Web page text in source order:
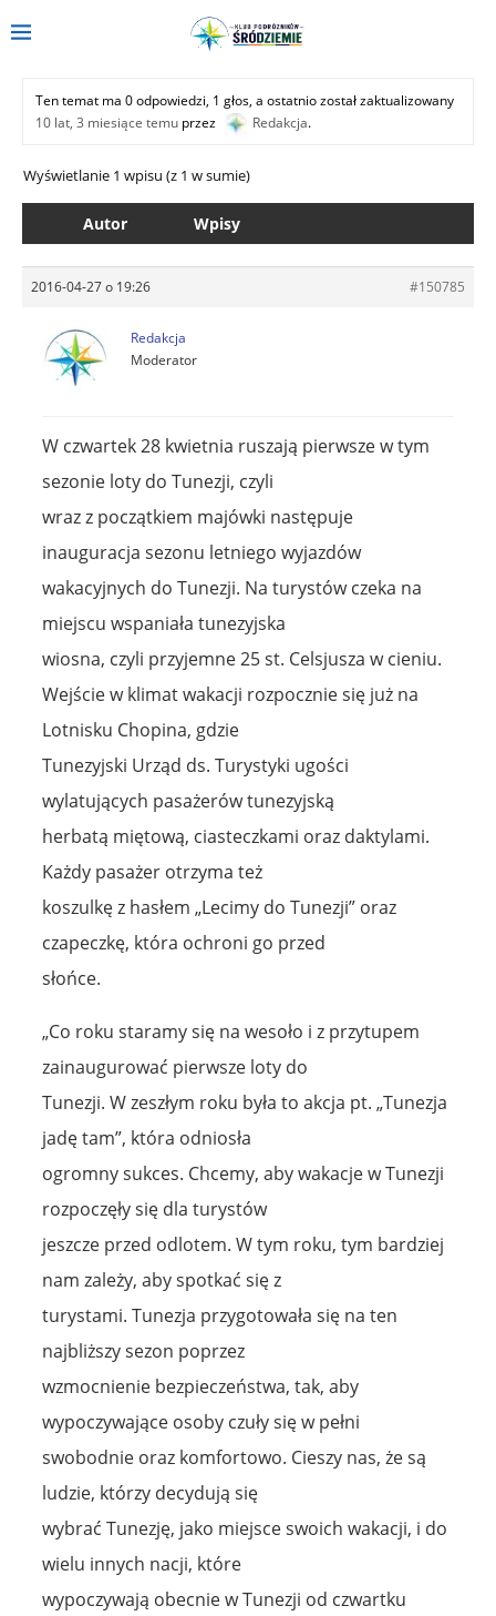
Ten temat ma 0 odpowiedzi, 1 głos, a ostatnio został zaktualizowany
10 lat, 3 miesiące temu przez Redakcja.
Wyświetlanie 1 wpisu (z 1 w sumie)
Autor Wpisy
2016-04-27 o 19:26 #150785
Redakcja
Moderator
W czwartek 28 kwietnia ruszają pierwsze w tym
sezonie loty do Tunezji, czyli
wraz z początkiem majówki następuje
inauguracja sezonu letniego wyjazdów
wakacyjnych do Tunezji. Na turystów czeka na
miejscu wspaniała tunezyjska
wiosna, czyli przyjemne 25 st. Celsjusza w cieniu.
Wejście w klimat wakacji rozpocznie się już na
Lotnisku Chopina, gdzie
Tunezyjski Urząd ds. Turystyki ugości
wylatujących pasażerów tunezyjską
herbatą miętową, ciasteczkami oraz daktylami.
Każdy pasażer otrzyma też
koszulkę z hasłem „Lecimy do Tunezji” oraz
czapeczkę, która ochroni go przed
słońce.
„Co roku staramy się na wesoło i z przytupem
zainaugurować pierwsze loty do
Tunezji. W zeszłym roku była to akcja pt. „Tunezja
jadę tam”, która odniosła
ogromny sukces. Chcemy, aby wakacje w Tunezji
rozpoczęły się dla turystów
jeszcze przed odlotem. W tym roku, tym bardziej
nam zależy, aby spotkać się z
turystami. Tunezja przygotowała się na ten
najbliższy sezon poprzez
wzmocnienie bezpieczeństwa, tak, aby
wypoczywające osoby czuły się w pełni
swobodnie oraz komfortowo. Cieszy nas, że są
ludzie, którzy decydują się
wybrać Tunezję, jako miejsce swoich wakacji, i do
wielu innych nacji, które
wypoczywają obecnie w Tunezji od czwartku